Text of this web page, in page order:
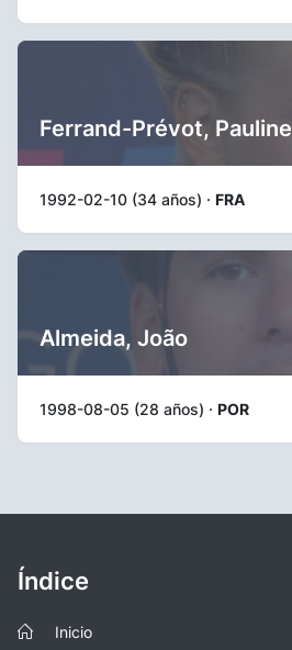
Ferrand-Prévot, Pauline
1992-02-10 (34 años) · FRA
Almeida, João
1998-08-05 (28 años) · POR
Índice
Inicio